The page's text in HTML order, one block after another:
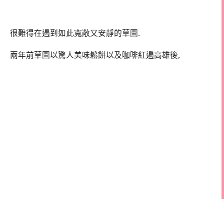
很難得在遇到如此寬敞又安靜的草圖.
兩年前草圖以驚人美味鬆餅以及咖啡紅遍高雄後,